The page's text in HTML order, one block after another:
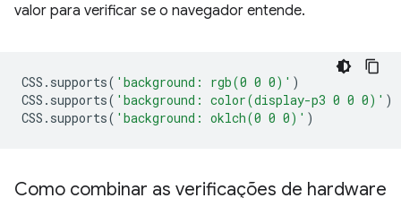
valor para verificar se o navegador entende.
CSS . supports( 'background: rgb(0 0 0)' )
CSS . supports( 'background: color(display-p3 0 0 0)' )
CSS . supports( 'background: oklch(0 0 0)' )
Como combinar as verificações de hardware